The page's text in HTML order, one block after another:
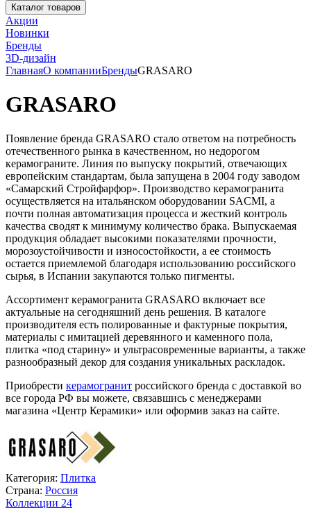
Каталог товаров
Акции
Новинки
Бренды
3D-дизайн
ГлавнаяО компанииБрендыGRASARO
GRASARO
Появление бренда GRASARO стало ответом на потребность
отечественного рынка в качественном, но недорогом
керамограните. Линия по выпуску покрытий, отвечающих
европейским стандартам, была запущена в 2004 году заводом
«Самарский Стройфарфор». Производство керамогранита
осуществляется на итальянском оборудовании SACMI, а
почти полная автоматизация процесса и жесткий контроль
качества сводят к минимуму количество брака. Выпускаемая
продукция обладает высокими показателями прочности,
морозоустойчивости и износостойкости, а ее стоимость
остается приемлемой благодаря использованию российского
сырья, в Испании закупаются только пигменты.
Ассортимент керамогранита GRASARO включает все
актуальные на сегодняшний день решения. В каталоге
производителя есть полированные и фактурные покрытия,
материалы с имитацией деревянного и каменного пола,
плитка «под старину» и ультрасовременные варианты, а также
разнообразный декор для создания уникальных раскладок.
Приобрести керамогранит российского бренда с доставкой во
все города РФ вы можете, связавшись с менеджерами
магазина «Центр Керамики» или оформив заказ на сайте.
Категория: Плитка
Страна: Россия
Коллекции 24